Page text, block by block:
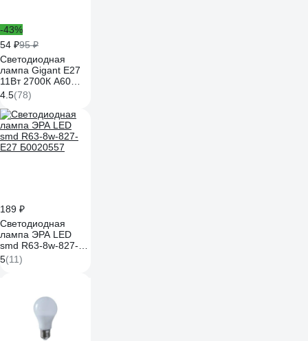
-43%
54 ₽95 ₽
Светодиодная
лампа Gigant E27
11Вт 2700К А60
900Лм G-E27-11-
2700K
4.5(78)
189 ₽
Светодиодная
лампа ЭРА LED
smd R63-8w-827-
E27 Б0020557
5(11)